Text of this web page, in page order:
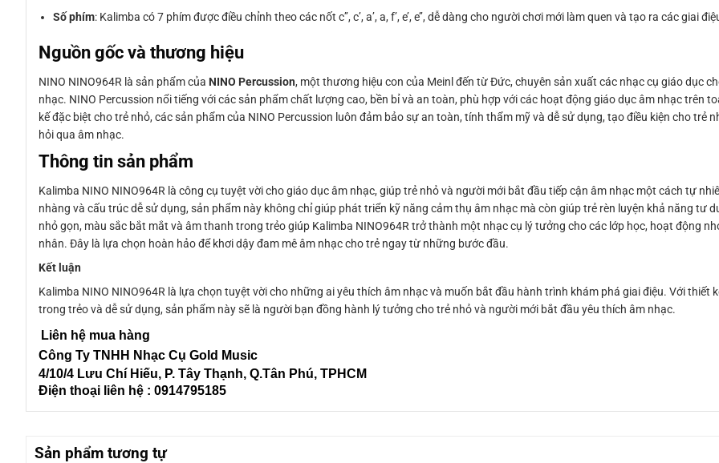
Số phím: Kalimba có 7 phím được điều chỉnh theo các nốt c’’, c’, a’, a, f’, e’, e’’, dễ dàng cho người chơi mới làm quen và tạo ra các giai
Nguồn gốc và thương hiệu
NINO NINO964R là sản phẩm của NINO Percussion, một thương hiệu con của Meinl đến từ Đức, chuyên sản xuất các nhạc cụ giáo dục
nhạc. NINO Percussion nổi tiếng với các sản phẩm chất lượng cao, bền bỉ và an toàn, phù hợp với các hoạt động giáo dục âm nhạc trên
kế đặc biệt cho trẻ nhỏ, các sản phẩm của NINO Percussion luôn đảm bảo sự an toàn, tính thẩm mỹ và dễ sử dụng, tạo điều kiện cho trẻ
hỏi qua âm nhạc.
Thông tin sản phẩm
Kalimba NINO NINO964R là công cụ tuyệt vời cho giáo dục âm nhạc, giúp trẻ nhỏ và người mới bắt đầu tiếp cận âm nhạc một cách tự
nhàng và cấu trúc dễ sử dụng, sản phẩm này không chỉ giúp phát triển kỹ năng cảm thụ âm nhạc mà còn giúp trẻ rèn luyện khả năng tư
nhỏ gọn, màu sắc bắt mắt và âm thanh trong trẻo giúp Kalimba NINO964R trở thành một nhạc cụ lý tưởng cho các lớp học, hoạt động
nhân. Đây là lựa chọn hoàn hảo để khơi dậy đam mê âm nhạc cho trẻ ngay từ những bước đầu.
Kết luận
Kalimba NINO NINO964R là lựa chọn tuyệt vời cho những ai yêu thích âm nhạc và muốn bắt đầu hành trình khám phá giai điệu. Với thiết
trong trẻo và dễ sử dụng, sản phẩm này sẽ là người bạn đồng hành lý tưởng cho trẻ nhỏ và người mới bắt đầu yêu thích âm nhạc.
Liên hệ mua hàng
Công Ty TNHH Nhạc Cụ Gold Music
4/10/4 Lưu Chí Hiếu, P. Tây Thạnh, Q.Tân Phú, TPHCM
Điện thoại liên hệ : 0914795185
Sản phẩm tương tự